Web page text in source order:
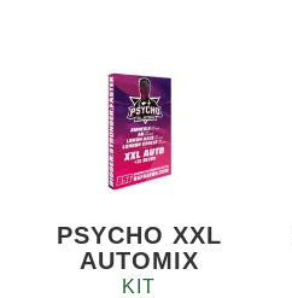
PSYCHO XXL
AUTOMIX
KIT